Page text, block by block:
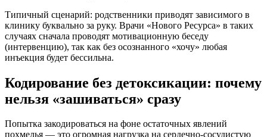
Типичный сценарий: родственники приводят зависимого в
клинику буквально за руку. Врачи «Нового Ресурса» в таких
случаях сначала проводят мотивационную беседу
(интервенцию), так как без осознанного «хочу» любая
инъекция будет бессильна.
Кодирование без детоксикации: почему
нельзя «зашиваться» сразу
Попытка закодироваться на фоне остаточных явлений
похмелья — это огромная нагрузка на сердечно-сосудистую